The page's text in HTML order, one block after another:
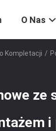
O Nas
​​kompletacji /